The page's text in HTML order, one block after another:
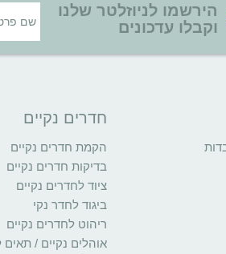
הירשמו לניוזלטר שלנו
וקבלו עדכונים
חדרים נקיים
הקמת חדרים נקיים
בדיקות חדרים נקיים
ציוד לחדרים נקיים
ביגוד לחדר נקי
ריהוט לחדרים נקיים
אוהלים נקיים / תאים